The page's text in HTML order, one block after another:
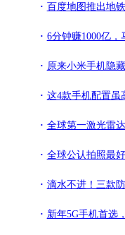
百度地图推出地
6分钟赚1000亿，马云投资人孙
原来小米手机隐藏黑科技这么多
这4款手机配置虽高，却不
全球第一激光雷
全球公认拍照最好的3款手机，
滴水不进！三款防水最
新年5G手机首选，小米10